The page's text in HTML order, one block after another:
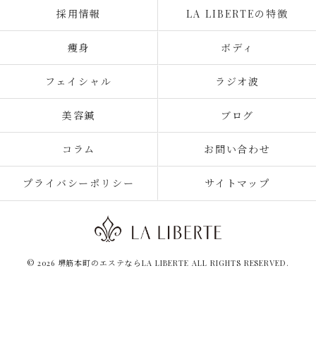
採用情報 LA LIBERTEの特徴
痩身 ボディ
フェイシャル ラジオ波
美容鍼 ブログ
コラム お問い合わせ
プライバシーポリシー サイトマップ
© 2026 堺筋本町のエステならLA LIBERTE ALL RIGHTS RESERVED.